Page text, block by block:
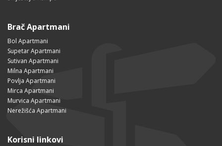
Brač Apartmani
Bol Apartmani
Supetar Apartmani
Sutivan Apartmani
Milna Apartmani
Povlja Apartmani
Mirca Apartmani
Murvica Apartmani
Nerežišća Apartmani
Korisni linkovi